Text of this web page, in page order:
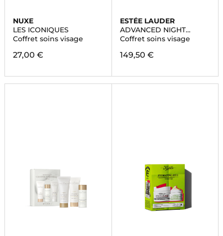
NUXE
LES ICONIQUES
Coffret soins visage
27,00 €
ESTÉE LAUDER
ADVANCED NIGHT
REPAIR
Coffret soins visage
149,50 €